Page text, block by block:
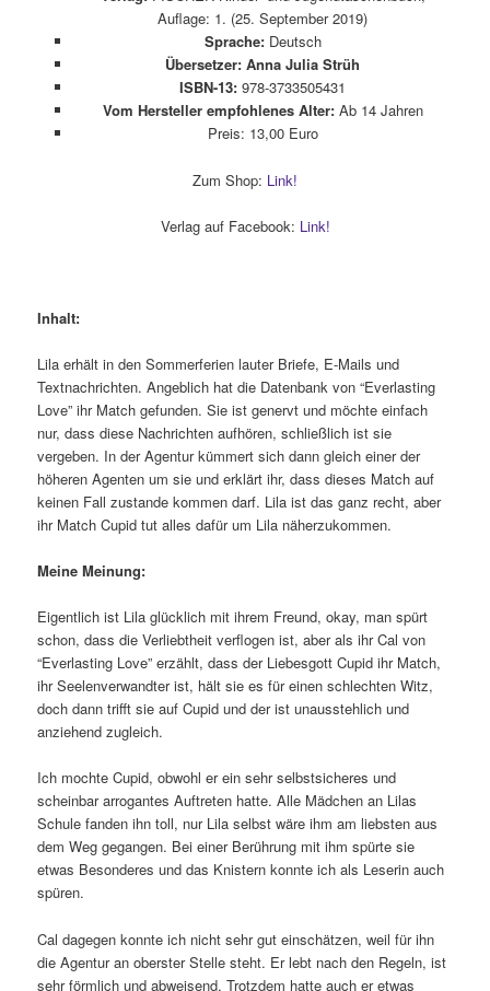
Auflage: 1. (25. September 2019)
Sprache:Deutsch
Übersetzer: Anna Julia Strüh
ISBN-13: 978-3733505431
Vom Hersteller empfohlenes Alter:Ab 14 Jahren
Preis: 13,00 Euro
Zum Shop: Link!
Verlag auf Facebook: Link!
Inhalt:
Lila erhält in den Sommerferien lauter Briefe, E-Mails und
Textnachrichten. Angeblich hat die Datenbank von “Everlasting
Love” ihr Match gefunden. Sie ist genervt und möchte einfach
nur, dass diese Nachrichten aufhören, schließlich ist sie
vergeben. In der Agentur kümmert sich dann gleich einer der
höheren Agenten um sie und erklärt ihr, dass dieses Match auf
keinen Fall zustande kommen darf. Lila ist das ganz recht, aber
ihr Match Cupid tut alles dafür um Lila näherzukommen.
Meine Meinung:
Eigentlich ist Lila glücklich mit ihrem Freund, okay, man spürt
schon, dass die Verliebtheit verflogen ist, aber als ihr Cal von
“Everlasting Love” erzählt, dass der Liebesgott Cupid ihr Match,
ihr Seelenverwandter ist, hält sie es für einen schlechten Witz,
doch dann trifft sie auf Cupid und der ist unausstehlich und
anziehend zugleich.
Ich mochte Cupid, obwohl er ein sehr selbstsicheres und
scheinbar arrogantes Auftreten hatte. Alle Mädchen an Lilas
Schule fanden ihn toll, nur Lila selbst wäre ihm am liebsten aus
dem Weg gegangen. Bei einer Berührung mit ihm spürte sie
etwas Besonderes und das Knistern konnte ich als Leserin auch
spüren.
Cal dagegen konnte ich nicht sehr gut einschätzen, weil für ihn
die Agentur an oberster Stelle steht. Er lebt nach den Regeln, ist
sehr förmlich und abweisend. Trotzdem hatte auch er etwas